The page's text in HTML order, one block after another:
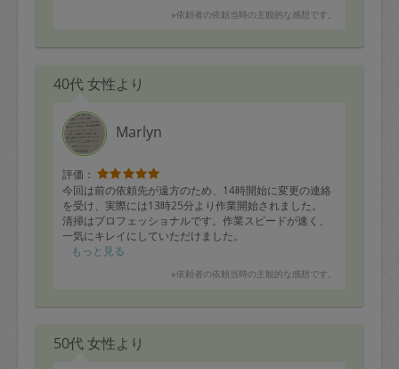
※依頼者の依頼当時の主観的な感想です。
40代 女性より
Marlyn
評価：
今回は前の依頼先が遠方のため、14時開始に変更の連絡
を受け、実際には13時25分より作業開始されました。
清掃はプロフェッショナルです。作業スピードが速く、
一気にキレイにしていただけました。
もっと見る
※依頼者の依頼当時の主観的な感想です。
50代 女性より